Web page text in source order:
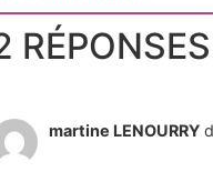
RÉPONSES
martine LENOURRY